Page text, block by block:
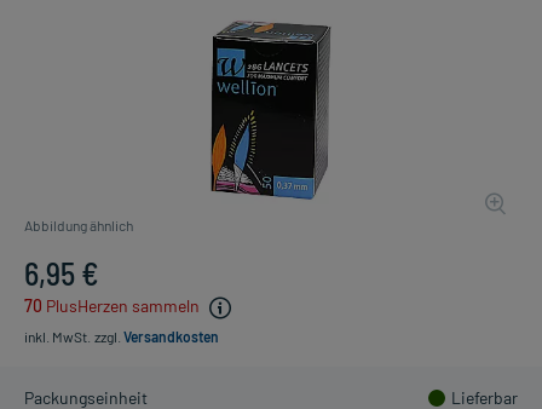
Abbildung ähnlich
6,95 €
70 PlusHerzen sammeln
inkl. MwSt. zzgl. Versandkosten
Packungseinheit Lieferbar